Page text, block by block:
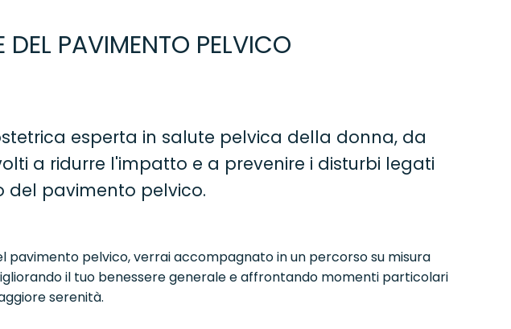
DEL PAVIMENTO PELVICO
esperta in salute pelvica della donna, da
a ridurre l'impatto e a prevenire i disturbi legati
pavimento pelvico.
pavimento pelvico, verrai accompagnato in un percorso su misura
il tuo benessere generale e affrontando momenti particolari
serenità.